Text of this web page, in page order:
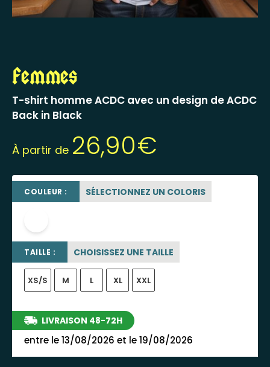
Femmes
T-shirt homme ACDC avec un design de ACDC
Back in Black
À partir de 26,90€
COULEUR : SÉLECTIONNEZ UN COLORIS
TAILLE : CHOISISSEZ UNE TAILLE
XS/S M L XL XXL
LIVRAISON 48-72H
entre le 13/08/2026 et le 19/08/2026